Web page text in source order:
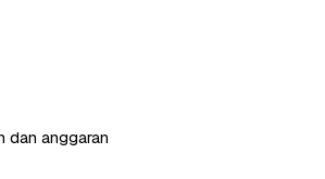
dan anggaran